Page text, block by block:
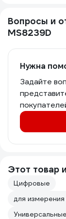
Вопросы и
MS8239D
Нужна
Задайте
Этот товар
Цифровые
Универсальные